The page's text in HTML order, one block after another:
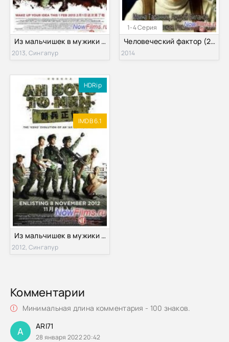
Из мальчишек в мужики 2 (2013)
2013, Сингапур
1-4 Серия
Человеческий фактор (2014)
2014
HDRip
IMDB 6.1
Из мальчишек в мужики (2012)
2012, Сингапур
Комментарии
Минимальная длина комментария - 100 знаков.
A ARI71
28 января 2022 20:42